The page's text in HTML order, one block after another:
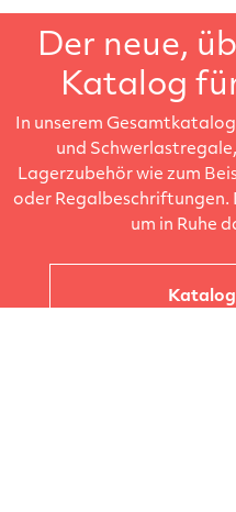
Der neue,
Katalog
In unserem
und
Lagerzubehör wie zum
oder Regalbeschriftungen.
um in Ruhe